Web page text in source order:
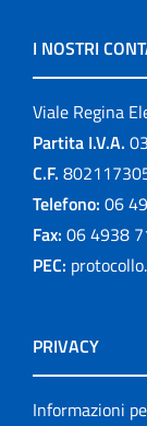
I NOSTRI
Viale Regina
Partita I.V.A.
C.F.
Telefono: 06
Fax: 06 4938
PEC:
PRIVACY
Informazioni